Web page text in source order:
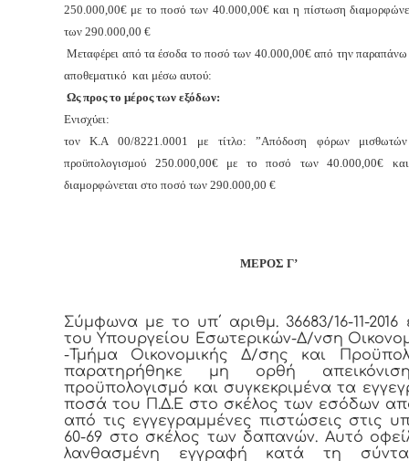
250.000,00€ με το ποσό των 40.000,00€ και η πίστωση
των 290.000,00 €
Μεταφέρει από τα έσοδα το ποσό των 40.000,00€ από την παραπάνω
αποθεματικό και μέσω αυτού:
Ως προς το μέρος των εξόδων:
Ενισχύει:
τον Κ.Α 00/8221.0001 με τίτλο: ”Απόδοση φόρων μισθωτών
προϋπολογισμού 250.000,00€ με το ποσό των 40.000,00€
διαμορφώνεται στο ποσό των 290.000,00 €
ΜΕΡΟΣ Γ’
Σύμφωνα με το υπ΄ αριθμ. 36683/16-11-2016
του Υπουργείου Εσωτερικών-Δ/νση
-Τμήμα Οικονομικής Δ/σης και
παρατηρήθηκε μη ορθή
προϋπολογισμό και συγκεκριμένα τα
ποσά του Π.Δ.Ε στο σκέλος των εσόδων
από τις εγγεγραμμένες πιστώσεις στις
60-69 στο σκέλος των δαπανών. Αυτό
λανθασμένη εγγραφή κατά τη